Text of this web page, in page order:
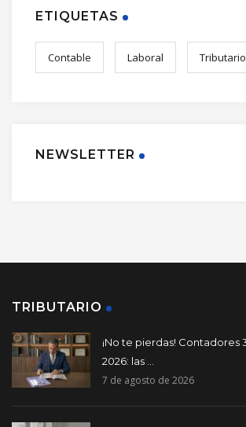
ETIQUETAS
Contable Laboral Tributario
NEWSLETTER
TRIBUTARIO
¡No te pierdas! Contadores
2026: las ...
7 de agosto de 2026